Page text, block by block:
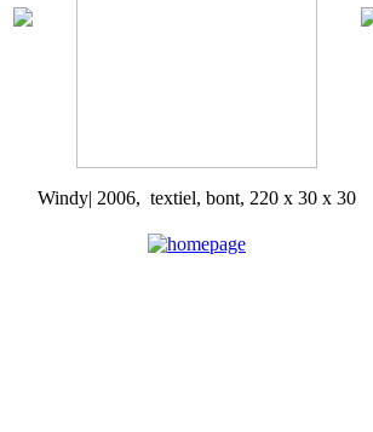
Windy| 2006, textiel, bont, 220 x 30 x 30